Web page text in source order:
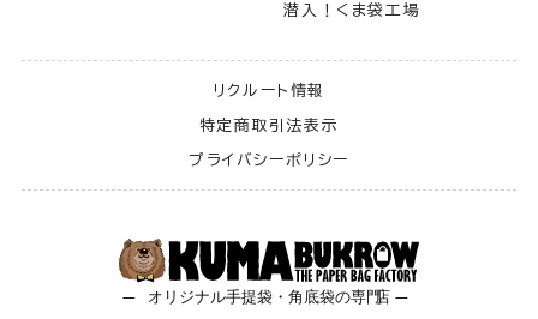
潜入！くま袋工場
リクルート情報
特定商取引法表示
プライバシーポリシー